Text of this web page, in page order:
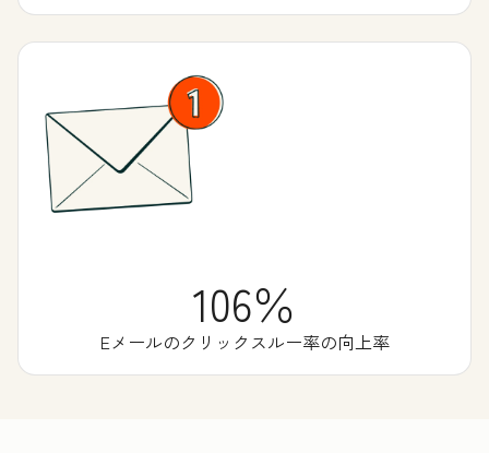
106％
Eメールのクリックスルー率の向上率